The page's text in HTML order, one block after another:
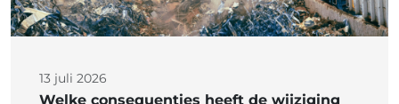
13 juli 2026
Welke consequenties heeft de wijziging